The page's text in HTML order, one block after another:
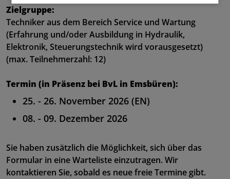
Zielgruppe:
Techniker aus dem Bereich Service und Wartung
(Erfahrung und/oder Ausbildung in Hydraulik,
Elektronik, Steuerungstechnik wird vorausgesetzt)
(max. Teilnehmerzahl: 12)
Termin (in Präsenz bei BvL in Emsbüren):
25. - 26. November 2026 (EN)
08. - 09. Dezember 2026
Sie haben zusätzlich die Möglichkeit, sich über das
Formular in eine Warteliste einzutragen. Wir
kontaktieren Sie, sobald es neue freie Termine gibt.